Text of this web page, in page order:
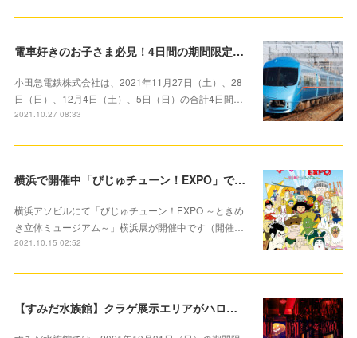
電車好きのお子さま必見！4日間の期間限定 「お子さま対象」100円で小田急線を1日満喫できる「1日全線フリー乗車券」を発売
小田急電鉄株式会社は、2021年11月27日（土）、28
日（日）、12月4日（土）、5日（日）の合計4日間…
2021.10.27 08:33
横浜で開催中「びじゅチューン！EXPO」で楽しく芸術の秋を楽しもう
横浜アソビルにて「びじゅチューン！EXPO ～ときめ
き立体ミュージアム～」横浜展が開催中です（開催…
2021.10.15 02:52
【すみだ水族館】クラゲ展示エリアがハロウィンバージョンに！ 「ハロウィン in すみだ水族館」開催中